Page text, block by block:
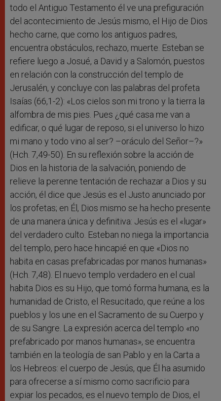
todo el Antiguo Testamento él ve una prefiguración
del acontecimiento de Jesús mismo, el Hijo de Dios
hecho carne, que como los antiguos padres,
encuentra obstáculos, rechazo, muerte. Esteban se
refiere luego a Josué, a David y a Salomón, puestos
en relación con la construcción del templo de
Jerusalén, y concluye con las palabras del profeta
Isaías (66,1-2): «Los cielos son mi trono y la tierra la
alfombra de mis pies. Pues ¿qué casa me van a
edificar, o qué lugar de reposo, si el universo lo hizo
mi mano y todo vino al ser? –oráculo del Señor–?»
(Hch. 7,49-50). En su reflexión sobre la acción de
Dios en la historia de la salvación, poniendo de
relieve la perenne tentación de rechazar a Dios y su
acción, él dice que Jesús es el Justo anunciado por
los profetas; en Él, Dios mismo se ha hecho presente
de una manera única y definitiva: Jesús es el «lugar»
del verdadero culto. Esteban no niega la importancia
del templo, pero hace hincapié en que «Dios no
habita en casas prefabricadas por manos humanas»
(Hch. 7,48). El nuevo templo verdadero en el cual
habita Dios es su Hijo, que tomó forma humana, es la
humanidad de Cristo, el Resucitado, que reúne a los
pueblos y los une en el Sacramento de su Cuerpo y
de su Sangre. La expresión acerca del templo «no
prefabricado por manos humanas», se encuentra
también en la teología de san Pablo y en la Carta a
los Hebreos: el cuerpo de Jesús, que Él ha asumido
para ofrecerse a sí mismo como sacrificio para
expiar los pecados, es el nuevo templo de Dios, el